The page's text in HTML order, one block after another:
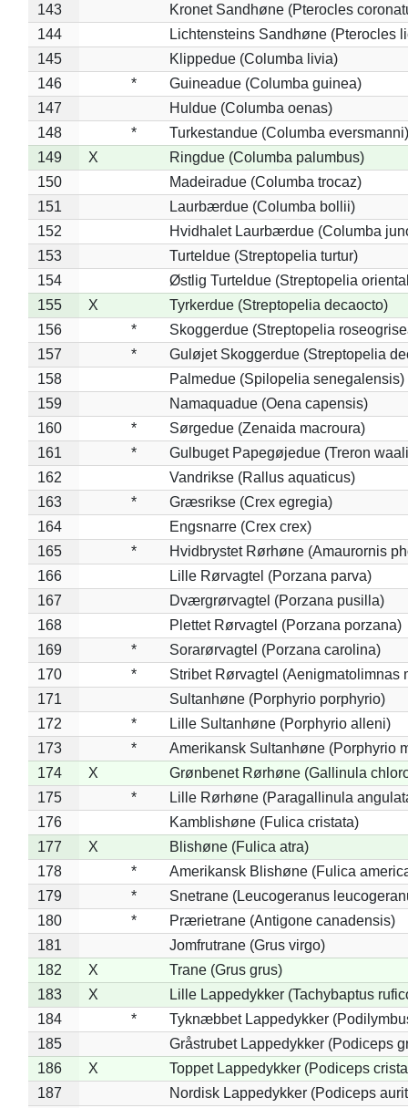
143
Kronet Sandhøne (Pterocles
144
Lichtensteins Sandhøne (Pterocles
145
Klippedue (Columba livia)
146
*
Guineadue (Columba guinea)
147
Huldue (Columba oenas)
148
*
Turkestandue (Columba eversmanni)
149
X
Ringdue (Columba palumbus)
150
Madeiradue (Columba trocaz)
151
Laurbærdue (Columba bollii)
152
Hvidhalet Laurbærdue (Columba
153
Turteldue (Streptopelia turtur)
154
Østlig Turteldue (Streptopelia
155
X
Tyrkerdue (Streptopelia decaocto)
156
*
Skoggerdue (Streptopelia
157
*
Guløjet Skoggerdue (Streptopelia
158
Palmedue (Spilopelia senegalensis)
159
Namaquadue (Oena capensis)
160
*
Sørgedue (Zenaida macroura)
161
*
Gulbuget Papegøjedue (Treron
162
Vandrikse (Rallus aquaticus)
163
*
Græsrikse (Crex egregia)
164
Engsnarre (Crex crex)
165
*
Hvidbrystet Rørhøne (Amaurornis
166
Lille Rørvagtel (Porzana parva)
167
Dværgrørvagtel (Porzana pusilla)
168
Plettet Rørvagtel (Porzana porzana)
169
*
Sorarørvagtel (Porzana carolina)
170
*
Stribet Rørvagtel (Aenigmatolimnas
171
Sultanhøne (Porphyrio porphyrio)
172
*
Lille Sultanhøne (Porphyrio alleni)
173
*
Amerikansk Sultanhøne (Porphyrio
174
X
Grønbenet Rørhøne (Gallinula
175
*
Lille Rørhøne (Paragallinula
176
Kamblishøne (Fulica cristata)
177
X
Blishøne (Fulica atra)
178
*
Amerikansk Blishøne (Fulica
179
*
Snetrane (Leucogeranus
180
*
Prærietrane (Antigone canadensis)
181
Jomfrutrane (Grus virgo)
182
X
Trane (Grus grus)
183
X
Lille Lappedykker (Tachybaptus
184
*
Tyknæbbet Lappedykker
185
Gråstrubet Lappedykker (Podiceps
186
X
Toppet Lappedykker (Podiceps
187
Nordisk Lappedykker (Podiceps